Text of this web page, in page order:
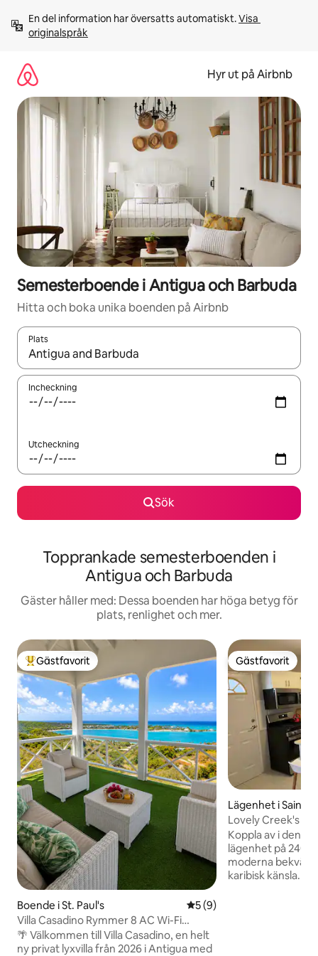
innehåll
En del information har översatts automatiskt. Visa
originalspråk
Hyr ut på Airbnb
Semesterboende i Antigua och Barbuda
Hitta och boka unika boenden på Airbnb
Plats
När resultaten är tillgängliga kan du navigera med upp- och
Incheckning
Utcheckning
Sök
Topprankade semesterboenden i
Antigua och Barbuda
Gäster håller med: Dessa boenden har höga betyg för
plats, renlighet och mer.
Populär gästfavorit
Gästfavorit
Boende i St. Paul's 5 av 5 i genomsnittligt
5 (9)
Villa Casadino Rymmer 8 AC Wi-Fi
Havsutsikt
🌴 Välkommen till Villa Casadino, en helt
ny privat lyxvilla från 2026 i Antigua med
Gästfavorit
Gästfavorit
Lägenhet i Saint
Lovely Creek's -
parkering
Koppla av i
lägenhet på 240
moderna
karibisk känsla.